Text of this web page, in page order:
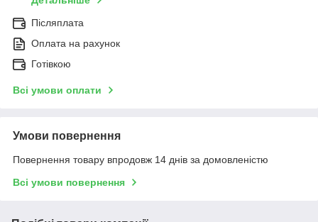
Післяплата
Оплата на рахунок
Готівкою
Всі умови оплати
Умови повернення
Повернення товару впродовж 14 днів за домовленістю
Всі умови повернення